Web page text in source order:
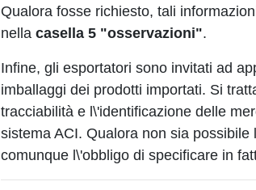
Qualora fosse richiesto, tali
nella casella 5 "osservazioni".
Infine, gli esportatori sono invitati ad
imballaggi dei prodotti importati. Si
tracciabilità e l\'identificazione delle
sistema ACI. Qualora non sia
comunque l\'obbligo di specificare in